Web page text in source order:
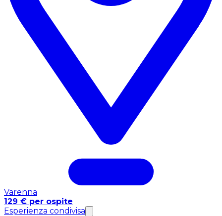
Varenna
129 € per ospite
Esperienza condivisa